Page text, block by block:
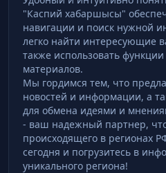
"Каспий хабаршысы"
навигации и поиск нужной
легко найти интересующие
также использовать
материалов.
Мы гордимся тем, что
новостей и информации, а
для обмена идеями и
- ваш надежный партнер,
происходящего в регионах
сегодня и погрузитесь в
уникального региона!